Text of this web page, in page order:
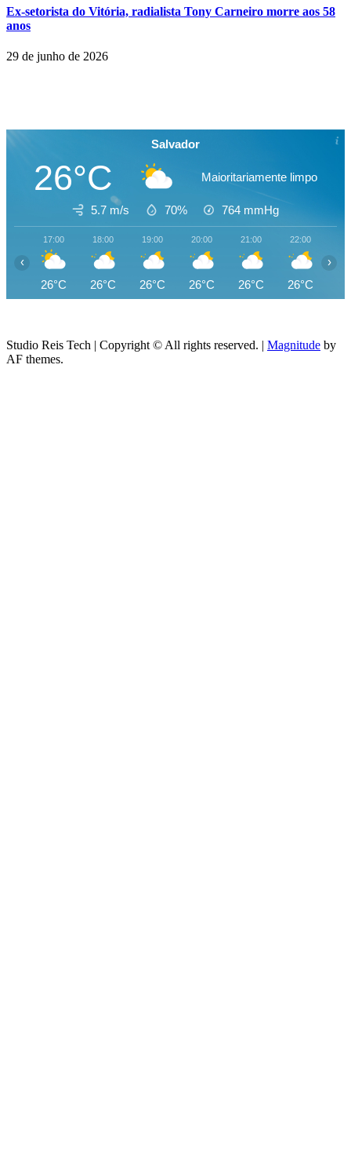
Ex-setorista do Vitória, radialista Tony Carneiro morre aos 58
anos
29 de junho de 2026
Salvador
26°C Maioritariamente limpo
5.7 m/s 70% 764 mmHg
17:00
26°C
18:00
26°C
19:00
26°C
20:00
26°C
21:00
26°C
22:00
26°C
‹ ›
Studio Reis Tech | Copyright © All rights reserved. | Magnitude by
AF themes.